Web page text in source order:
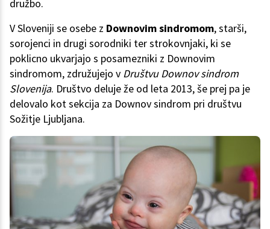
družbo.
V Sloveniji se osebe z Downovim sindromom, starši,
sorojenci in drugi sorodniki ter strokovnjaki, ki se
poklicno ukvarjajo s posamezniki z Downovim
sindromom, združujejo v Društvu Downov sindrom
Slovenija. Društvo deluje že od leta 2013, še prej pa je
delovalo kot sekcija za Downov sindrom pri društvu
Sožitje Ljubljana.